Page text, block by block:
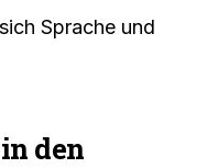
Sprache und
den